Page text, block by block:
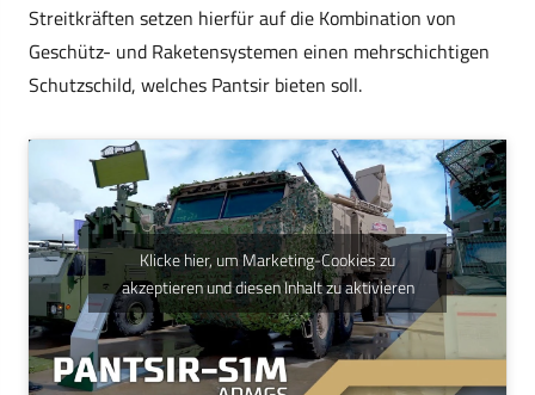
Streitkräften setzen hierfür auf die Kombination von
Geschütz- und Raketensystemen einen mehrschichtigen
Schutzschild, welches Pantsir bieten soll.
Klicke hier, um Marketing-Cookies zu
akzeptieren und diesen Inhalt zu aktivieren